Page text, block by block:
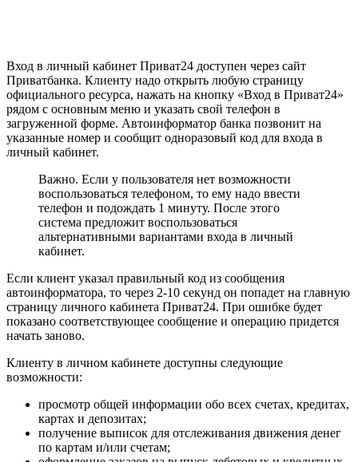
Вход в личный кабинет Приват24 доступен через сайт
Приватбанка. Клиенту надо открыть любую страницу
официального ресурса, нажать на кнопку «Вход в Приват24»
рядом с основным меню и указать свой телефон в
загруженной форме. Автоинформатор банка позвонит на
указанные номер и сообщит одноразовый код для входа в
личный кабинет.
Важно. Если у пользователя нет возможности
воспользоваться телефоном, то ему надо ввести
телефон и подождать 1 минуту. После этого
система предложит воспользоваться
альтернативными вариантами входа в личный
кабинет.
Если клиент указал правильный код из сообщения
автоинформатора, то через 2-10 секунд он попадет на главную
страницу личного кабинета Приват24. При ошибке будет
показано соответствующее сообщение и операцию придется
начать заново.
Клиенту в личном кабинете доступны следующие
возможности:
просмотр общей информации обо всех счетах, кредитах,
картах и депозитах;
получение выписок для отслеживания движения денег
по картам и/или счетам;